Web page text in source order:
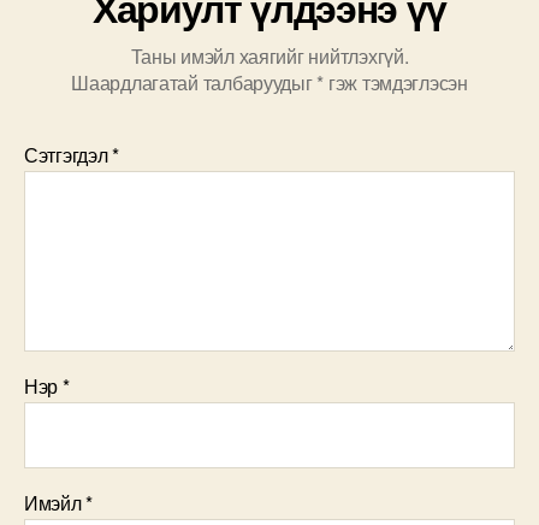
Таны имэйл хаягийг нийтлэхгүй.
Шаардлагатай талбаруудыг* гэж тэмдэглэсэн
Сэтгэгдэл*
Нэр*
Имэйл*